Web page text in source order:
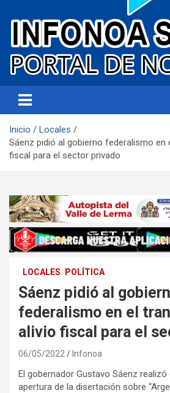
Infonoa Salta
Inicio
Locales
Sáenz pidió al gobierno federalismo en
fiscal para el sector privado
LOCALES POLÍTICA
Sáenz pidió al
federalismo en el
alivio fiscal para el
06/05/2022 Infonoa
El gobernador Gustavo Sáenz
apertura de la disertación sobre